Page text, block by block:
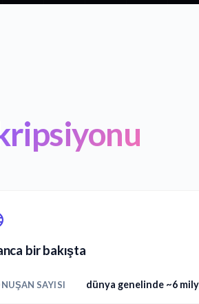
bir bakışta
SAYISI dünya genelinde ~6